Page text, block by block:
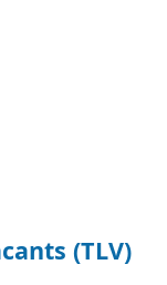
(TLV)